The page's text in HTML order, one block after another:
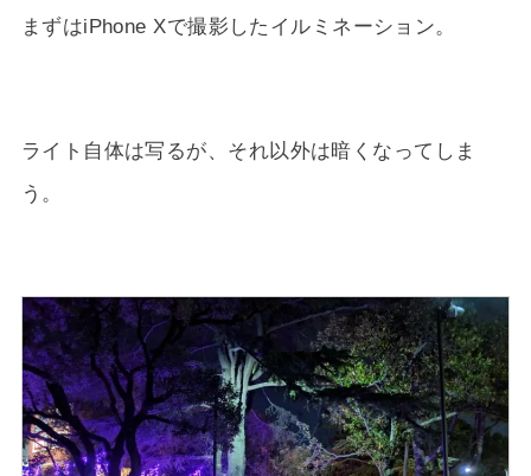
まずはiPhone Xで撮影したイルミネーション。
ライト自体は写るが、それ以外は暗くなってしま
う。